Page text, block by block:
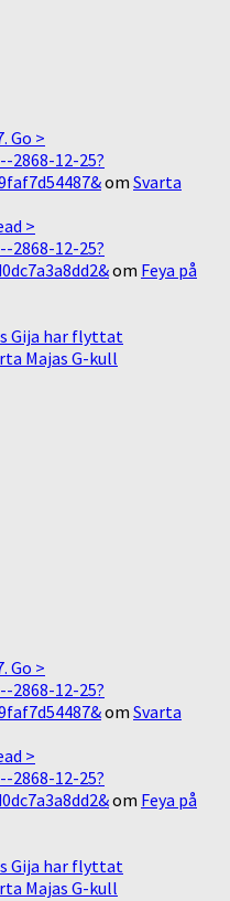
Go >
12-25?
om Svarta
>
12-25?
om Feya på
Gija har flyttat
Majas G-kull
Go >
12-25?
om Svarta
>
12-25?
om Feya på
Gija har flyttat
Majas G-kull